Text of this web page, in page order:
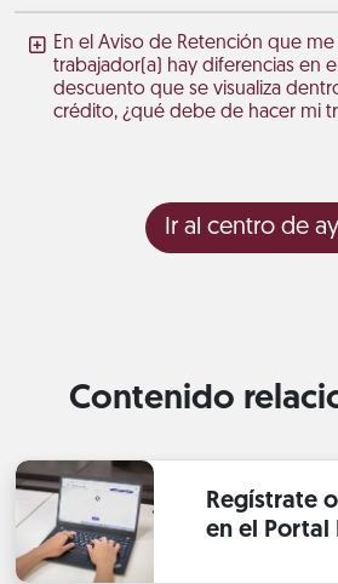
En el Aviso de Retención que
trabajador(a) hay diferencias en
descuento que se visualiza
crédito, ¿qué debe de hacer mi
Ir al centro de
Contenido
Regístrate
en el Portal